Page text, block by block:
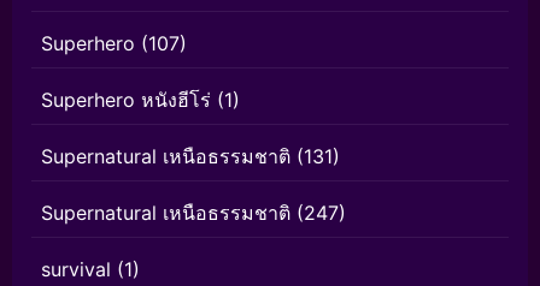
Superhero (107)
Superhero หนังฮีโร่ (1)
Supernatural เหนือธรรมชาติ (131)
Supernatural เหนือธรรมชาติ (247)
survival (1)